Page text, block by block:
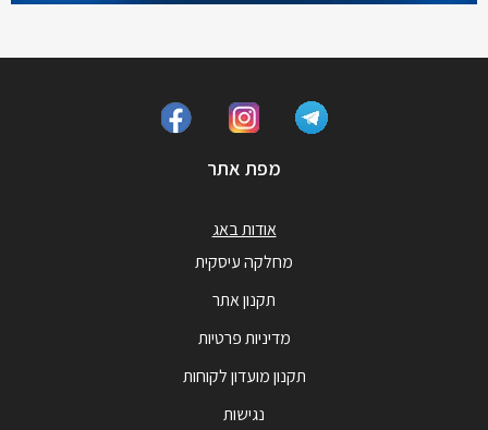
מפת אתר
אודות באג
מחלקה עיסקית
תקנון אתר
מדיניות פרטיות
תקנון מועדון לקוחות
נגישות